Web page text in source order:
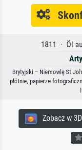
1811 · Öl
Brytyjski – Niemowlę St
płótnie, papierze
Zobacz w